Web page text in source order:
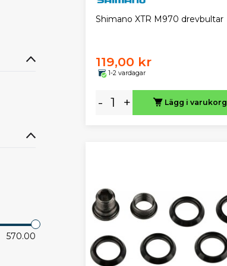
570.00
Shimano XTR M970 drevbultar
119,00 kr
1-2 vardagar
- + Lägg i varukorg